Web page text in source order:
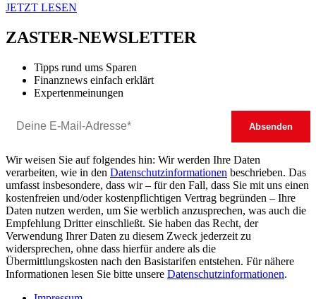
JETZT LESEN
ZASTER-NEWSLETTER
Tipps rund ums Sparen
Finanznews einfach erklärt
Expertenmeinungen
Wir weisen Sie auf folgendes hin: Wir werden Ihre Daten
verarbeiten, wie in den Datenschutzinformationen beschrieben. Das
umfasst insbesondere, dass wir – für den Fall, dass Sie mit uns einen
kostenfreien und/oder kostenpflichtigen Vertrag begründen – Ihre
Daten nutzen werden, um Sie werblich anzusprechen, was auch die
Empfehlung Dritter einschließt. Sie haben das Recht, der
Verwendung Ihrer Daten zu diesem Zweck jederzeit zu
widersprechen, ohne dass hierfür andere als die
Übermittlungskosten nach den Basistarifen entstehen. Für nähere
Informationen lesen Sie bitte unsere Datenschutzinformationen.